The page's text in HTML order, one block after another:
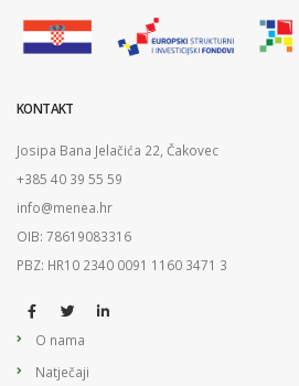
KONTAKT
Josipa Bana Jelačića 22, Čakovec
+385 40 39 55 59
info@menea.hr
OIB: 78619083316
PBZ: HR10 2340 0091 1160 3471 3
O nama
Natječaji